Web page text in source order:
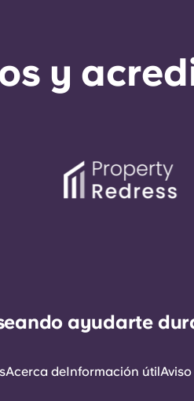
y
ayudarte
Acerca deInformación útil